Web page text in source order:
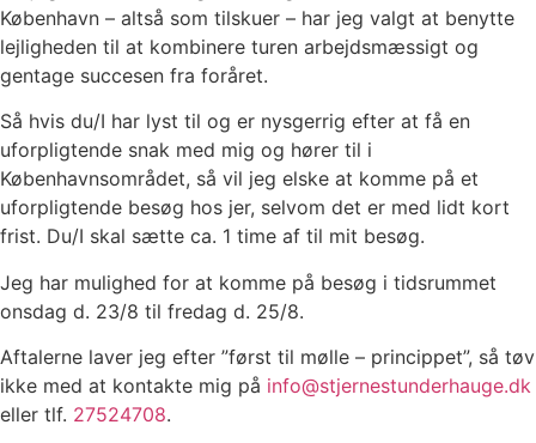
København – altså som tilskuer – har jeg valgt at benytte
lejligheden til at kombinere turen arbejdsmæssigt og
gentage succesen fra foråret.
Så hvis du/I har lyst til og er nysgerrig efter at få en
uforpligtende snak med mig og hører til i
Københavnsområdet, så vil jeg elske at komme på et
uforpligtende besøg hos jer, selvom det er med lidt kort
frist. Du/I skal sætte ca. 1 time af til mit besøg.
Jeg har mulighed for at komme på besøg i tidsrummet
onsdag d. 23/8 til fredag d. 25/8.
Aftalerne laver jeg efter ”først til mølle – princippet”, så tøv
ikke med at kontakte mig på info@stjernestunderhauge.dk
eller tlf. 27524708.